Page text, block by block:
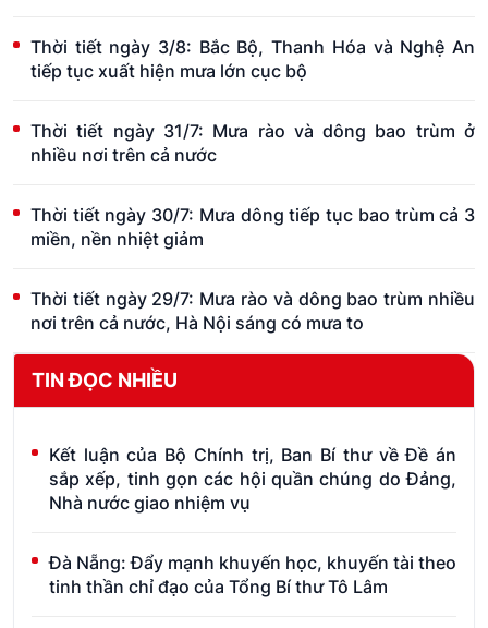
Thời tiết ngày 3/8: Bắc Bộ, Thanh Hóa và Nghệ An
tiếp tục xuất hiện mưa lớn cục bộ
Thời tiết ngày 31/7: Mưa rào và dông bao trùm ở
nhiều nơi trên cả nước
Thời tiết ngày 30/7: Mưa dông tiếp tục bao trùm cả 3
miền, nền nhiệt giảm
Thời tiết ngày 29/7: Mưa rào và dông bao trùm nhiều
nơi trên cả nước, Hà Nội sáng có mưa to
TIN ĐỌC NHIỀU
Kết luận của Bộ Chính trị, Ban Bí thư về Đề án
sắp xếp, tinh gọn các hội quần chúng do Đảng,
Nhà nước giao nhiệm vụ
Đà Nẵng: Đẩy mạnh khuyến học, khuyến tài theo
tinh thần chỉ đạo của Tổng Bí thư Tô Lâm